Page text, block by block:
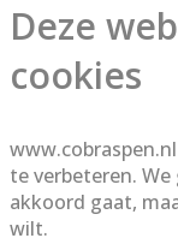
Deze
cookies
te verbeteren.
akkoord gaat,
wilt.